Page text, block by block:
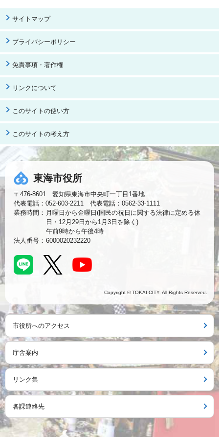
サイトマップ
プライバシーポリシー
免責事項・著作権
リンクについて
このサイトの使い方
このサイトの考え方
東海市役所
〒476-8601 愛知県東海市中央町一丁目1番地
代表電話：052-603-2211 代表電話：0562-33-1111
業務時間： 月曜日から金曜日(国民の祝日に関する法律に定める休
日・12月29日から1月3日を除く)
午前9時から午後4時
法人番号： 6000020232220
Copyright © TOKAI CITY. All Rights Reserved.
市役所へのアクセス
庁舎案内
リンク集
各課連絡先